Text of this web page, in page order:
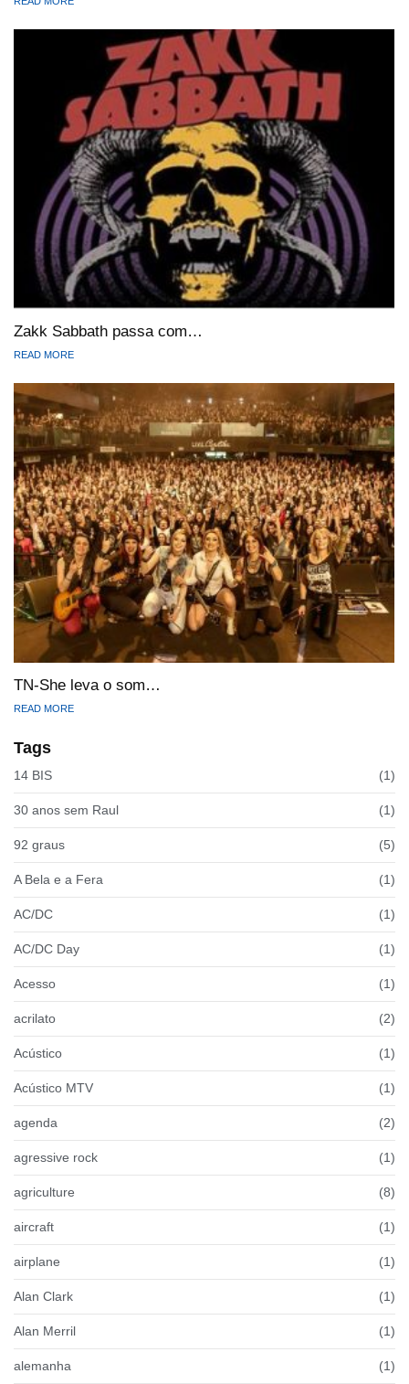
Zakk Sabbath passa com…
READ MORE
TN-She leva o som…
READ MORE
Tags
14 BIS (1)
30 anos sem Raul (1)
92 graus (5)
A Bela e a Fera (1)
AC/DC (1)
AC/DC Day (1)
Acesso (1)
acrilato (2)
Acústico (1)
Acústico MTV (1)
agenda (2)
agressive rock (1)
agriculture (8)
aircraft (1)
airplane (1)
Alan Clark (1)
Alan Merril (1)
alemanha (1)